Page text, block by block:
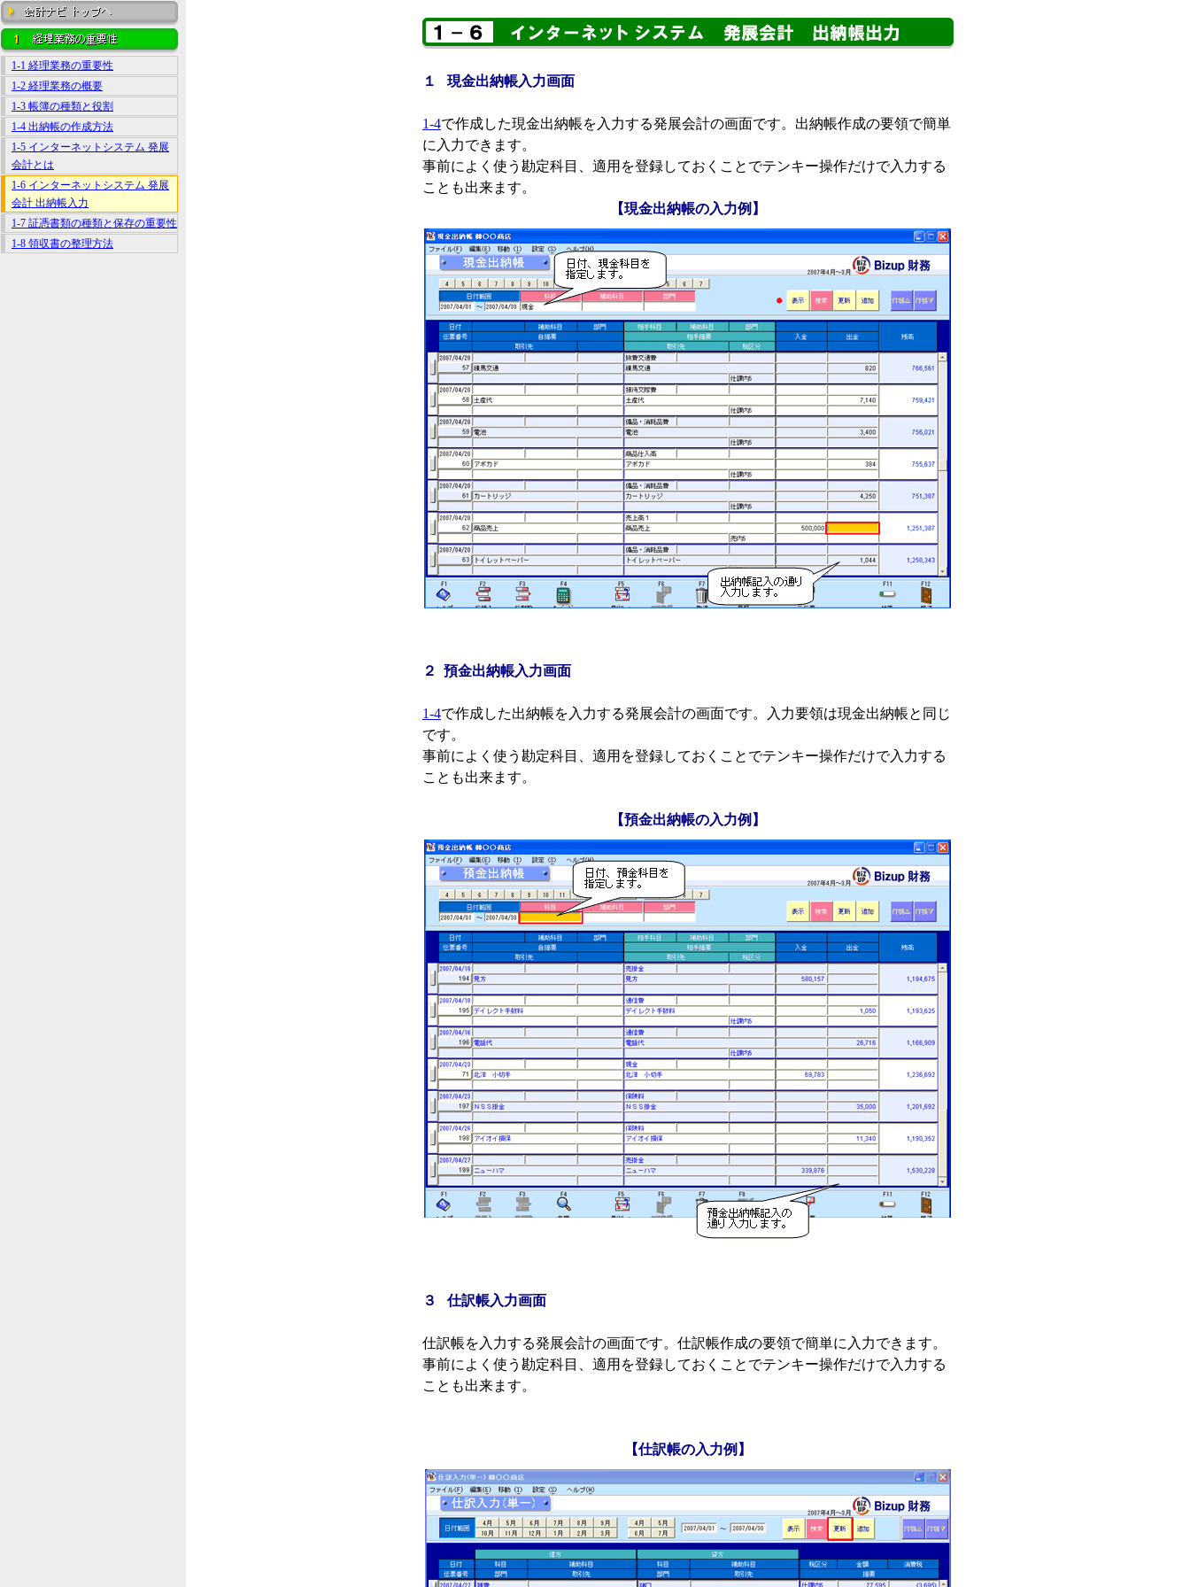
1-1 経理業務の重要性
1-2 経理業務の概要
1-3 帳簿の種類と役割
1-4 出納帳の作成方法
1-5 インターネットシステム 発展
会計とは
1-6 インターネットシステム 発展
会計 出納帳入力
1-7 証憑書類の種類と保存の重要性
1-8 領収書の整理方法
１ 現金出納帳入力画面
1-4で作成した現金出納帳を入力する発展会計の画面です。出納帳作成の要領で簡単
に入力できます。
事前によく使う勘定科目、適用を登録しておくことでテンキー操作だけで入力する
ことも出来ます。
【現金出納帳の入力例】
２ 預金出納帳入力画面
1-4で作成した出納帳を入力する発展会計の画面です。入力要領は現金出納帳と同じ
です。
事前によく使う勘定科目、適用を登録しておくことでテンキー操作だけで入力する
ことも出来ます。
【預金出納帳の入力例】
３ 仕訳帳入力画面
仕訳帳を入力する発展会計の画面です。仕訳帳作成の要領で簡単に入力できます。
事前によく使う勘定科目、適用を登録しておくことでテンキー操作だけで入力する
ことも出来ます。
【仕訳帳の入力例】